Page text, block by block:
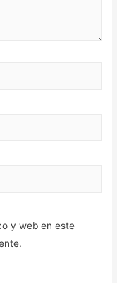
y web en este